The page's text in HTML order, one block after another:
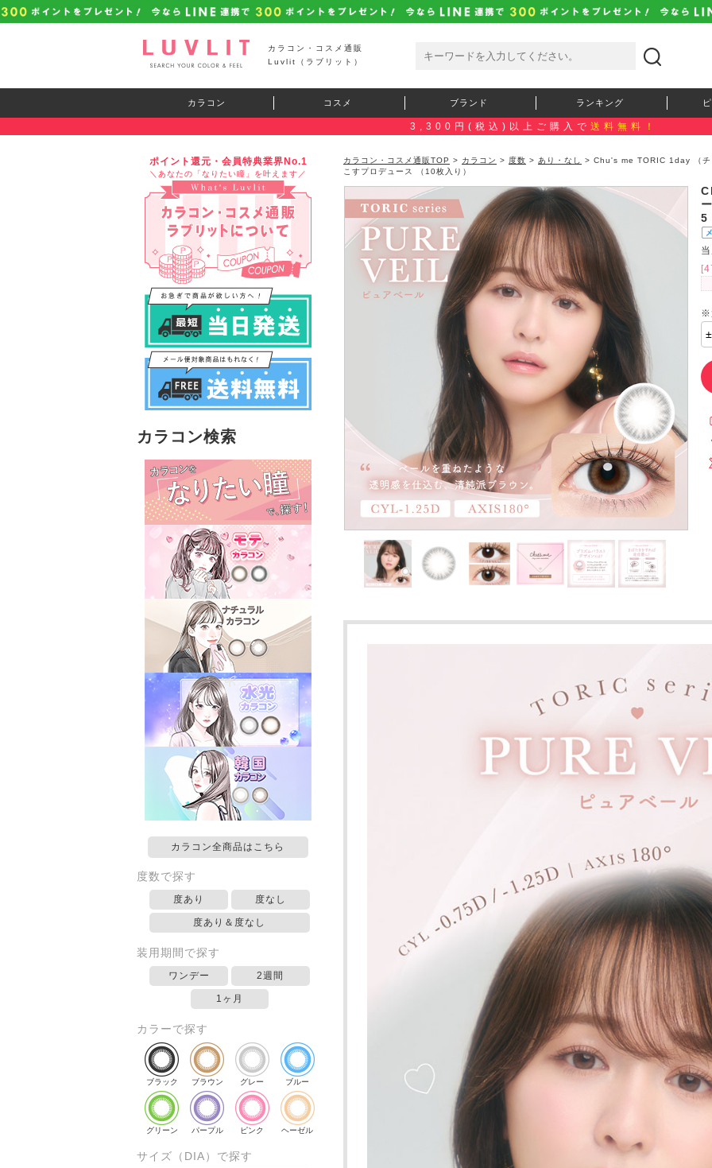
カラコン・コスメ通販
Luvlit（ラブリット）
カラコン コスメ ブランド ランキング
3,300円(税込)以上ご購入で 送料無料！
ポイント還元・会員特典業界No.1
＼あなたの「なりたい瞳」を叶えます／
カラコン検索
カラコン全商品はこちら
度数で探す
度あり 度なし
度あり＆度なし
装用期間で探す
ワンデー 2週間
1ヶ月
カラーで探す
ブラック ブラウン グレー ブルー
グリーン パープル ピンク ヘーゼル
サイズ（DIA）で探す
カラコン・コスメ通販TOP > カラコン > 度数 > あり・なし
> Chu's me TORIC 1day （チ
こすプロデュース （10枚入り）
5